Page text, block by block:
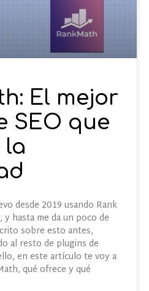
El mejor
SEO que
la
desde 2019 usando Rank
hasta me da un poco de
sobre esto antes,
al resto de plugins de
en este artículo te voy a
qué ofrece y qué